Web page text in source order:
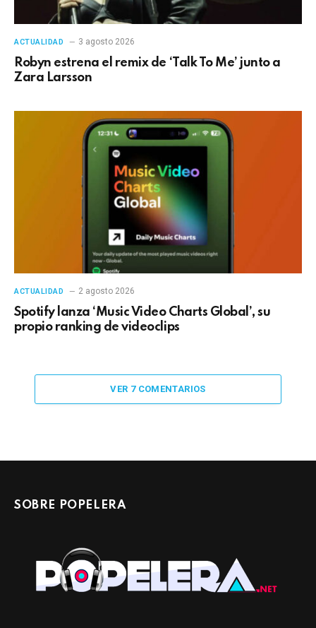
ACTUALIDAD 3 agosto 2026
Robyn estrena el remix de ‘Talk To Me’ junto a
Zara Larsson
ACTUALIDAD 2 agosto 2026
Spotify lanza ‘Music Video Charts Global’, su
propio ranking de videoclips
VER 7 COMENTARIOS
SOBRE POPELERA